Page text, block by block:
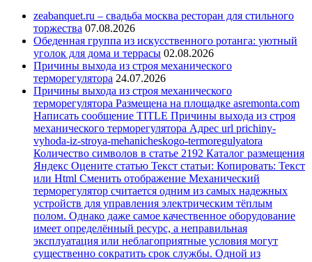
zeabanquet.ru – свадьба москва ресторан для стильного
торжества 07.08.2026
Обеденная группа из искусственного ротанга: уютный
уголок для дома и террасы 02.08.2026
Причины выхода из строя механического
терморегулятора 24.07.2026
Причины выхода из строя механического
терморегулятора Размещена на площадке asremonta.com
Написать сообщение TITLE Причины выхода из строя
механического терморегулятора Адрес url prichiny-
vyhoda-iz-stroya-mehanicheskogo-termoregulyatora
Количество символов в статье 2192 Каталог размещения
Яндекс Оцените статью Текст статьи: Копировать: Текст
или Html Cменить отображение Механический
терморегулятор считается одним из самых надежных
устройств для управления электрическим тёплым
полом. Однако даже самое качественное оборудование
имеет определённый ресурс, а неправильная
эксплуатация или неблагоприятные условия могут
существенно сократить срок службы. Одной из